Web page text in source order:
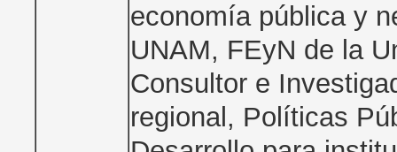
economía pública y
UNAM, FEyN de la
Consultor e
regional, Políticas